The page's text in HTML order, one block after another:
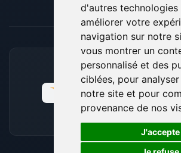
d'autres
améliorer votre
navigation sur notre
vous montrer un
personnalisé et des
ciblées, pour
notre site et pour
provenance de nos
J'accepte
MOYENS DE PAIEMENT